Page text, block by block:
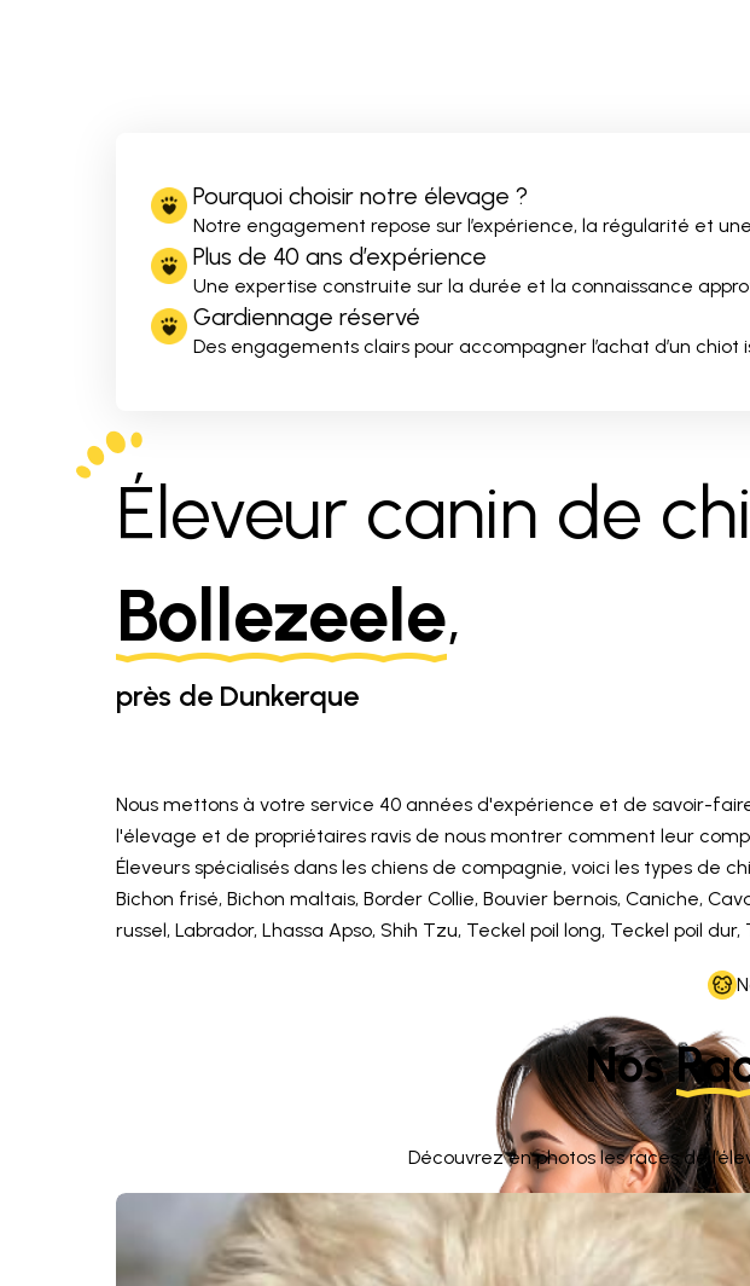
Pourquoi choisir notre élevage ?
Notre engagement repose sur l’expérience, la régularité et
Plus de 40 ans d’expérience
Une expertise construite sur la durée et la connaissance
Gardiennage réservé
Des engagements clairs pour accompagner l’achat d’un chiot
Éleveur canin de
Bollezeele,
près de Dunkerque
Nous mettons à votre service 40 années d'expérience et de savoir-
l'élevage et de propriétaires ravis de nous montrer comment leur
Éleveurs spécialisés dans les chiens de compagnie, voici les types de
Bichon frisé, Bichon maltais, Border Collie, Bouvier bernois, Caniche,
russel, Labrador, Lhassa Apso, Shih Tzu, Teckel poil long, Teckel poil dur,
Nos
Découvrez en photos les races de